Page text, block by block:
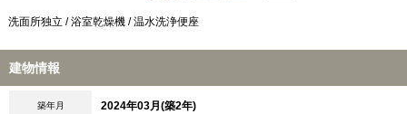
洗面所独立 / 浴室乾燥機 / 温水洗浄便座
建物情報
築年月 2024年03月(築2年)